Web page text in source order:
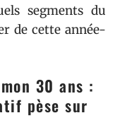
segments du
de cette année-
30 ans :
pèse sur